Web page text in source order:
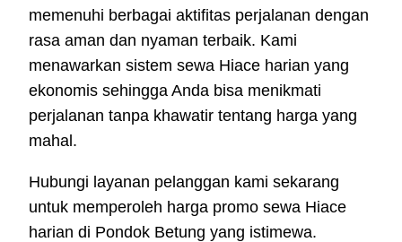
memenuhi berbagai aktifitas perjalanan dengan
rasa aman dan nyaman terbaik. Kami
menawarkan sistem sewa Hiace harian yang
ekonomis sehingga Anda bisa menikmati
perjalanan tanpa khawatir tentang harga yang
mahal.
Hubungi layanan pelanggan kami sekarang
untuk memperoleh harga promo sewa Hiace
harian di Pondok Betung yang istimewa.